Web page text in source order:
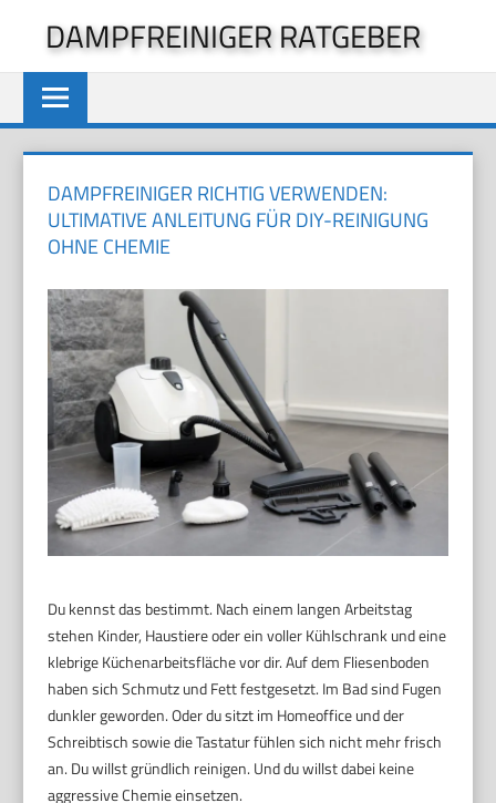
springen
DAMPFREINIGER RATGEBER
DAMPFREINIGER RICHTIG VERWENDEN:
ULTIMATIVE ANLEITUNG FÜR DIY-REINIGUNG
OHNE CHEMIE
Du kennst das bestimmt. Nach einem langen Arbeitstag
stehen Kinder, Haustiere oder ein voller Kühlschrank und eine
klebrige Küchenarbeitsfläche vor dir. Auf dem Fliesenboden
haben sich Schmutz und Fett festgesetzt. Im Bad sind Fugen
dunkler geworden. Oder du sitzt im Homeoffice und der
Schreibtisch sowie die Tastatur fühlen sich nicht mehr frisch
an. Du willst gründlich reinigen. Und du willst dabei keine
aggressive Chemie einsetzen.